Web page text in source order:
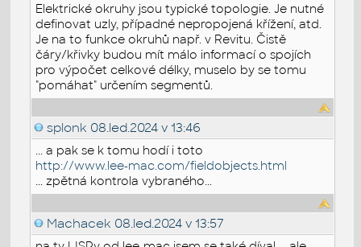
Elektrické okruhy jsou typické topologie. Je nutné
definovat uzly, případné nepropojená křížení, atd.
Je na to funkce okruhů např. v Revitu. Čistě
čáry/křivky budou mít málo informací o spojích
pro výpočet celkové délky, muselo by se tomu
"pomáhat" určením segmentů.
splonk 08.led.2024 v 13:46
... a pak se k tomu hodí i toto
http://www.lee-mac.com/fieldobjects.html
... zpětná kontrola vybraného...
Machacek 08.led.2024 v 13:57